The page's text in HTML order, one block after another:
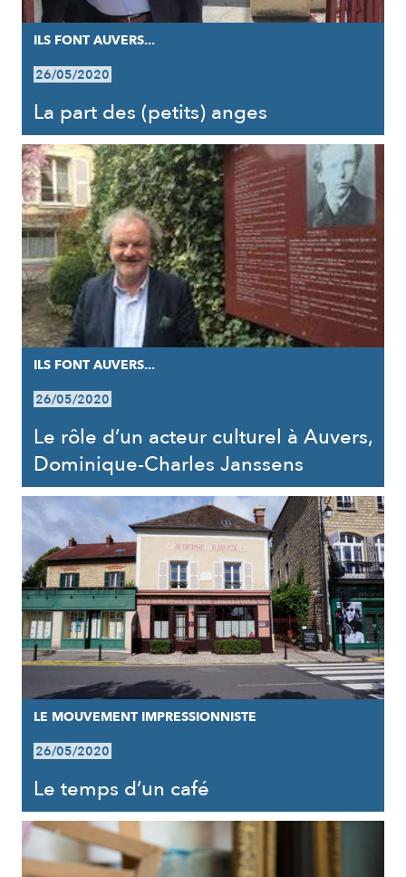
ILS FONT AUVERS...
26/05/2020
La part des (petits) anges
ILS FONT AUVERS...
26/05/2020
Le rôle d’un acteur culturel à Auvers,
Dominique-Charles Janssens
LE MOUVEMENT IMPRESSIONNISTE
26/05/2020
Le temps d’un café